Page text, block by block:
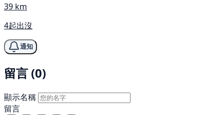
39 km
4起出沒
通知
留言 (0)
顯示名稱
留言